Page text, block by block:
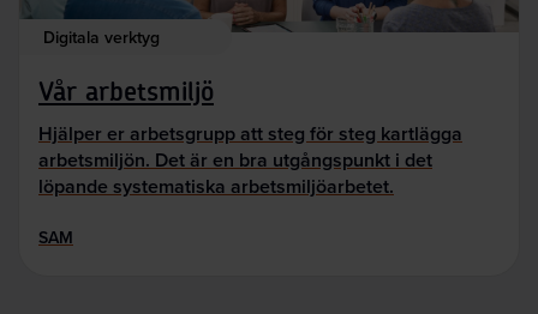
Digitala verktyg
Vår arbetsmiljö
Hjälper er arbetsgrupp att steg för steg kartlägga
arbetsmiljön. Det är en bra utgångspunkt i det
löpande systematiska arbetsmiljöarbetet.
SAM